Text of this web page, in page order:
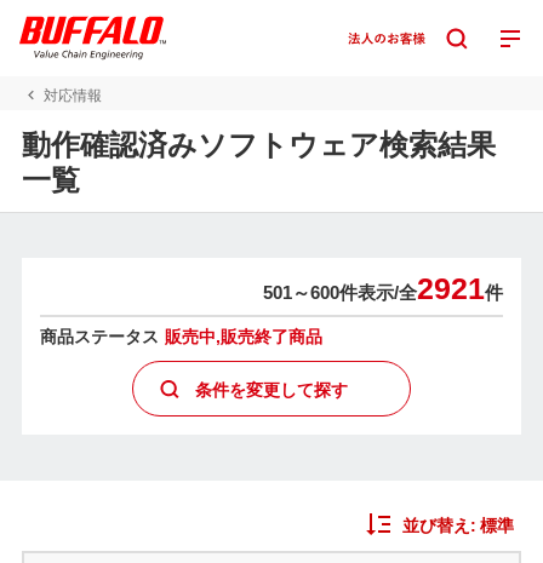
対応情報
動作確認済みソフトウェア検索結果
一覧
501～600件表示/全2921件
商品ステータス 販売中,販売終了商品
条件を変更して探す
並び替え:標準